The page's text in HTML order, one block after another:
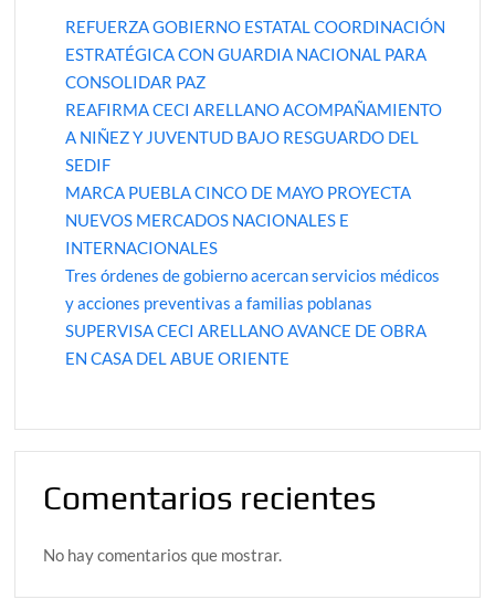
REFUERZA GOBIERNO ESTATAL COORDINACIÓN
ESTRATÉGICA CON GUARDIA NACIONAL PARA
CONSOLIDAR PAZ
REAFIRMA CECI ARELLANO ACOMPAÑAMIENTO
A NIÑEZ Y JUVENTUD BAJO RESGUARDO DEL
SEDIF
MARCA PUEBLA CINCO DE MAYO PROYECTA
NUEVOS MERCADOS NACIONALES E
INTERNACIONALES
Tres órdenes de gobierno acercan servicios médicos
y acciones preventivas a familias poblanas
SUPERVISA CECI ARELLANO AVANCE DE OBRA
EN CASA DEL ABUE ORIENTE
Comentarios recientes
No hay comentarios que mostrar.